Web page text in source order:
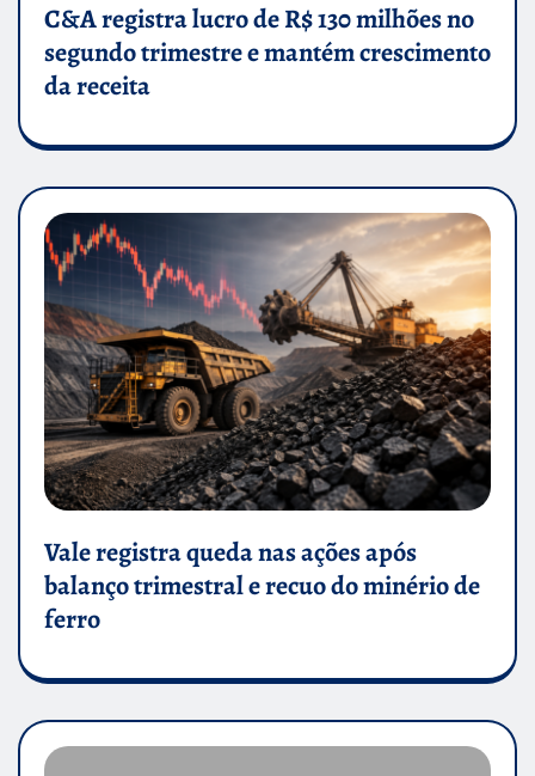
C&A registra lucro de R$ 130 milhões no
segundo trimestre e mantém crescimento
da receita
Vale registra queda nas ações após
balanço trimestral e recuo do minério de
ferro